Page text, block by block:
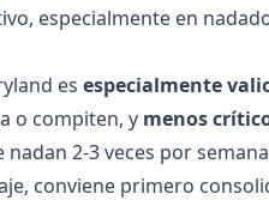
especialmente en
es especialmente
o compiten, y menos
2-3 veces por
conviene primero